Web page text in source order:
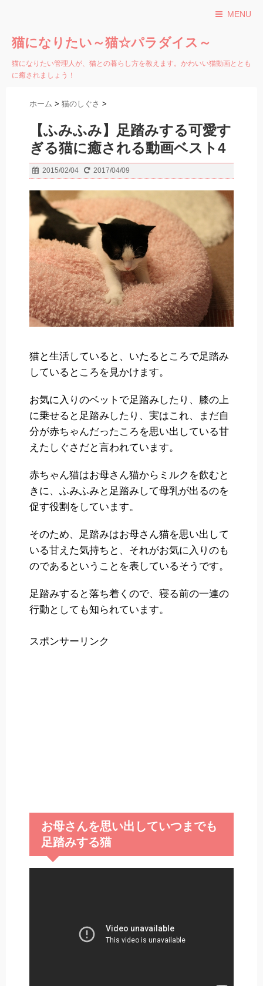
MENU
猫になりたい～猫☆パラダイス～
猫になりたい管理人が、猫との暮らし方を教えます。かわいい猫動画ととも
に癒されましょう！
ホーム > 猫のしぐさ >
【ふみふみ】足踏みする可愛す
ぎる猫に癒される動画ベスト4
2015/02/04 2017/04/09
猫と生活していると、いたるところで足踏み
しているところを見かけます。
お気に入りのベットで足踏みしたり、膝の上
に乗せると足踏みしたり、実はこれ、まだ自
分が赤ちゃんだったころを思い出している甘
えたしぐさだと言われています。
赤ちゃん猫はお母さん猫からミルクを飲むと
きに、ふみふみと足踏みして母乳が出るのを
促す役割をしています。
そのため、足踏みはお母さん猫を思い出して
いる甘えた気持ちと、それがお気に入りのも
のであるということを表しているそうです。
足踏みすると落ち着くので、寝る前の一連の
行動としても知られています。
スポンサーリンク
お母さんを思い出していつまでも
足踏みする猫